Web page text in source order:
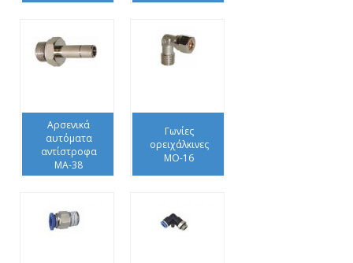
Αρσενικά
αυτόματα
αντίστροφα
ΜΑ-38
Γωνίες
ορειχάλκινες
ΜΟ-16